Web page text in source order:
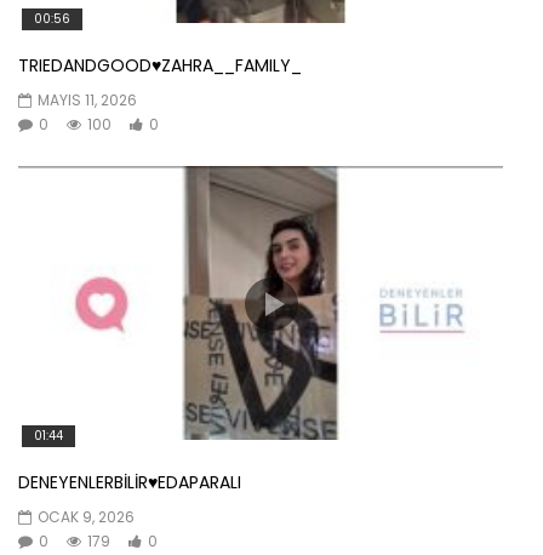
00:56
TRIEDANDGOOD♥️ZAHRA__FAMILY_
MAYIS 11, 2026
0
100 0
01:44
DENEYENLERBİLİR♥️EDAPARALI
OCAK 9, 2026
0
179 0